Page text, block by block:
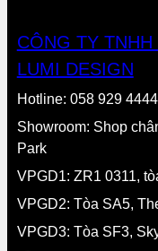
CÔNG TY
LUMI DESIGN
Hotline: 058 929
Showroom: Shop
Park
VPGD1: ZR1 0311,
VPGD2: Tòa SA5,
VPGD3: Tòa SF3,